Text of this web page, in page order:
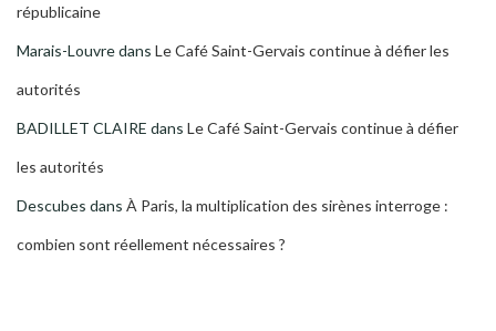
républicaine
Marais-Louvredans Le Café Saint-Gervais continue à défier les
autorités
BADILLET CLAIRE dans Le Café Saint-Gervais continue à défier
les autorités
Descubes dans À Paris, la multiplication des sirènes interroge :
combien sont réellement nécessaires ?